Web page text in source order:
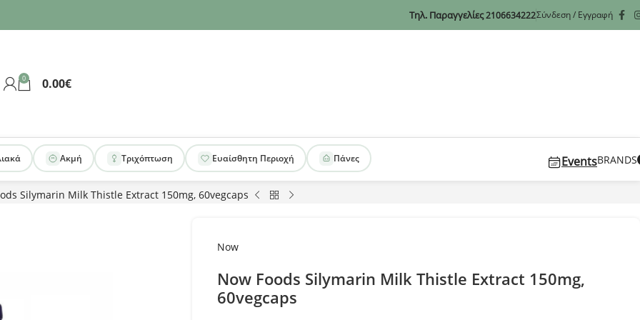
Τηλ. Παραγγελίες2106634222Σύνδεση / Εγγραφή
0 0.00€
Ακμή Τριχόπτωση Ευαίσθητη Περιοχή Πάνες EventsBRANDS
Silymarin Milk Thistle Extract 150mg, 60vegcaps
Now
Now Foods Silymarin Milk Thistle Extract 150mg,
60vegcaps